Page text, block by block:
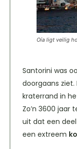
Oía ligt veilig
Santorini was
doorgaans
kraterrand in
Zo’n 3600 jaar
uit dat een
een extreem